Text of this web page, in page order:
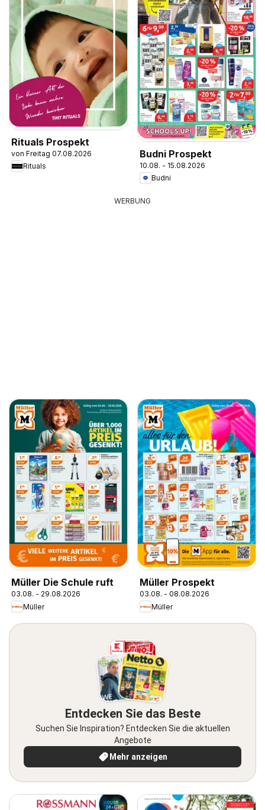
Rituals Prospekt
von Freitag 07.08.2026
Rituals
Budni Prospekt
10.08. - 15.08.2026
Budni
WERBUNG
Müller Die Schule ruft
03.08. - 29.08.2026
Müller
Müller Prospekt
03.08. - 08.08.2026
Müller
Entdecken Sie das Beste
Suchen Sie Inspiration? Entdecken Sie die aktuellen
Angebote
Mehr anzeigen